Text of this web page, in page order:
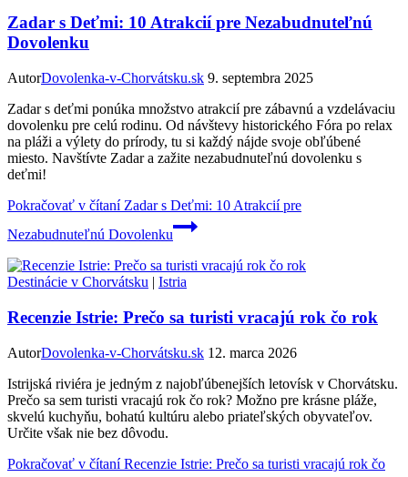
Zadar s Deťmi: 10 Atrakcií pre Nezabudnuteľnú
Dovolenku
AutorDovolenka-v-Chorvátsku.sk 9. septembra 2025
Zadar s deťmi ponúka množstvo atrakcií pre zábavnú a vzdelávaciu
dovolenku pre celú rodinu. Od návštevy historického Fóra po relax
na pláži a výlety do prírody, tu si každý nájde svoje obľúbené
miesto. Navštívte Zadar a zažite nezabudnuteľnú dovolenku s
deťmi!
Pokračovať v čítaníZadar s Deťmi: 10 Atrakcií pre
Nezabudnuteľnú Dovolenku
Destinácie v Chorvátsku | Istria
Recenzie Istrie: Prečo sa turisti vracajú rok čo rok
AutorDovolenka-v-Chorvátsku.sk 12. marca 2026
Istrijská riviéra je jedným z najobľúbenejších letovísk v Chorvátsku.
Prečo sa sem turisti vracajú rok čo rok? Možno pre krásne pláže,
skvelú kuchyňu, bohatú kultúru alebo priateľských obyvateľov.
Určite však nie bez dôvodu.
Pokračovať v čítaníRecenzie Istrie: Prečo sa turisti vracajú rok čo